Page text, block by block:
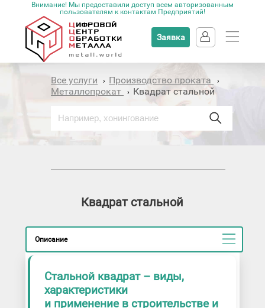
Внимание! Мы предоставили доступ всем авторизованным
пользователям к контактам Предприятий!
Заявка
Все услуги › Производство проката ›
Металлопрокат › Квадрат стальной
Квадрат стальной
Описание
Стальной квадрат – виды,
характеристики
и применение в строительстве и